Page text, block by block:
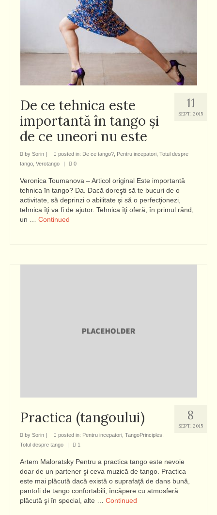
11
SEPT. 2015
De ce tehnica este
importantă în tango şi
de ce uneori nu este
by Sorin | posted in: De ce tango? Pentru incepatori Totul despre
tango Verotango | 0
Veronica Toumanova – Articol original Este importantă
tehnica în tango? Da. Dacă doreşti să te bucuri de o
activitate, să deprinzi o abilitate şi să o perfecţionezi,
tehnica îţi va fi de ajutor. Tehnica îţi oferă, în primul rând,
un … Continued
8
SEPT. 2015
Practica (tangoului)
by Sorin | posted in: Pentru incepatori TangoPrinciples
Totul despre tango
| 1
Artem Maloratsky Pentru a practica tango este nevoie
doar de un partener şi ceva muzică de tango. Practica
este mai plăcută dacă există o suprafaţă de dans bună,
pantofi de tango confortabili, încăpere cu atmosferă
plăcută şi în special, alte … Continued